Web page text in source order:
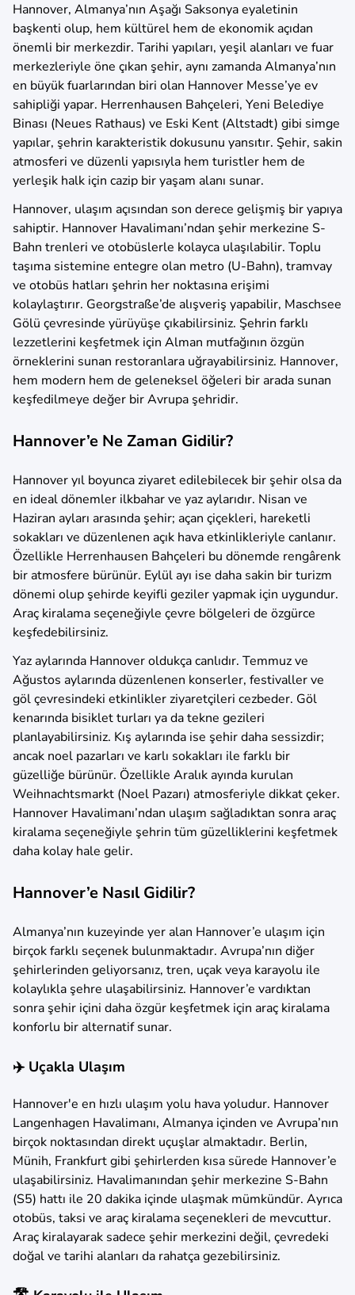
Hannover, Almanya’nın Aşağı Saksonya eyaletinin
başkenti olup, hem kültürel hem de ekonomik açıdan
önemli bir merkezdir. Tarihi yapıları, yeşil alanları ve fuar
merkezleriyle öne çıkan şehir, aynı zamanda Almanya’nın
en büyük fuarlarından biri olan Hannover Messe’ye ev
sahipliği yapar. Herrenhausen Bahçeleri, Yeni Belediye
Binası (Neues Rathaus) ve Eski Kent (Altstadt) gibi simge
yapılar, şehrin karakteristik dokusunu yansıtır. Şehir, sakin
atmosferi ve düzenli yapısıyla hem turistler hem de
yerleşik halk için cazip bir yaşam alanı sunar.
Hannover, ulaşım açısından son derece gelişmiş bir yapıya
sahiptir. Hannover Havalimanı’ndan şehir merkezine S-
Bahn trenleri ve otobüslerle kolayca ulaşılabilir. Toplu
taşıma sistemine entegre olan metro (U-Bahn), tramvay
ve otobüs hatları şehrin her noktasına erişimi
kolaylaştırır. Georgstraße’de alışveriş yapabilir, Maschsee
Gölü çevresinde yürüyüşe çıkabilirsiniz. Şehrin farklı
lezzetlerini keşfetmek için Alman mutfağının özgün
örneklerini sunan restoranlara uğrayabilirsiniz. Hannover,
hem modern hem de geleneksel öğeleri bir arada sunan
keşfedilmeye değer bir Avrupa şehridir.
Hannover’e Ne Zaman Gidilir?
Hannover yıl boyunca ziyaret edilebilecek bir şehir olsa da
en ideal dönemler ilkbahar ve yaz aylarıdır. Nisan ve
Haziran ayları arasında şehir; açan çiçekleri, hareketli
sokakları ve düzenlenen açık hava etkinlikleriyle canlanır.
Özellikle Herrenhausen Bahçeleri bu dönemde rengârenk
bir atmosfere bürünür. Eylül ayı ise daha sakin bir turizm
dönemi olup şehirde keyifli geziler yapmak için uygundur.
Araç kiralama seçeneğiyle çevre bölgeleri de özgürce
keşfedebilirsiniz.
Yaz aylarında Hannover oldukça canlıdır. Temmuz ve
Ağustos aylarında düzenlenen konserler, festivaller ve
göl çevresindeki etkinlikler ziyaretçileri cezbeder. Göl
kenarında bisiklet turları ya da tekne gezileri
planlayabilirsiniz. Kış aylarında ise şehir daha sessizdir;
ancak noel pazarları ve karlı sokakları ile farklı bir
güzelliğe bürünür. Özellikle Aralık ayında kurulan
Weihnachtsmarkt (Noel Pazarı) atmosferiyle dikkat çeker.
Hannover Havalimanı’ndan ulaşım sağladıktan sonra araç
kiralama seçeneğiyle şehrin tüm güzelliklerini keşfetmek
daha kolay hale gelir.
Hannover’e Nasıl Gidilir?
Almanya’nın kuzeyinde yer alan Hannover’e ulaşım için
birçok farklı seçenek bulunmaktadır. Avrupa’nın diğer
şehirlerinden geliyorsanız, tren, uçak veya karayolu ile
kolaylıkla şehre ulaşabilirsiniz. Hannover’e vardıktan
sonra şehir içini daha özgür keşfetmek için araç kiralama
konforlu bir alternatif sunar.
✈️ Uçakla Ulaşım
Hannover'e en hızlı ulaşım yolu hava yoludur. Hannover
Langenhagen Havalimanı, Almanya içinden ve Avrupa’nın
birçok noktasından direkt uçuşlar almaktadır. Berlin,
Münih, Frankfurt gibi şehirlerden kısa sürede Hannover’e
ulaşabilirsiniz. Havalimanından şehir merkezine S-Bahn
(S5) hattı ile 20 dakika içinde ulaşmak mümkündür. Ayrıca
otobüs, taksi ve araç kiralama seçenekleri de mevcuttur.
Araç kiralayarak sadece şehir merkezini değil, çevredeki
doğal ve tarihi alanları da rahatça gezebilirsiniz.